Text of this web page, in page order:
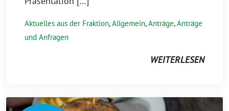
Aktuelles aus der Fraktion,Allgemein,Anträge,Anträge
und Anfragen
WEITERLESEN